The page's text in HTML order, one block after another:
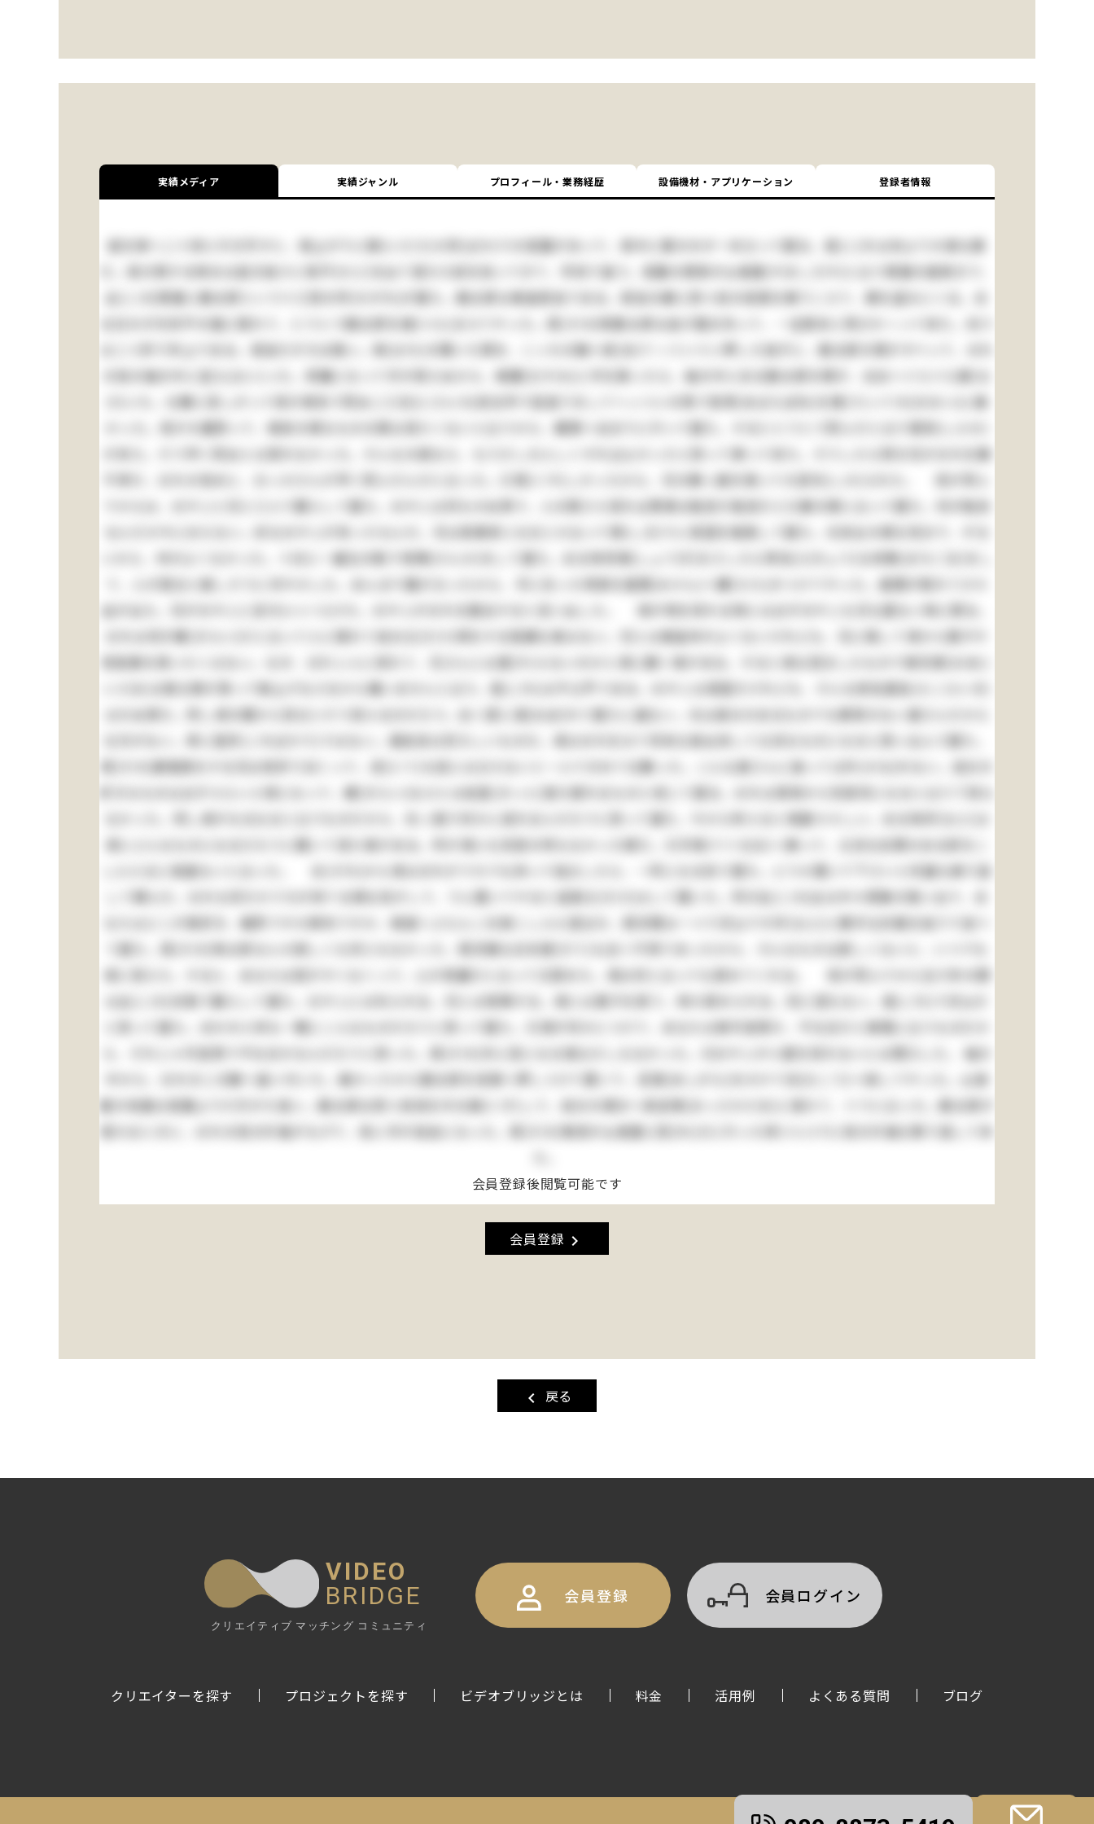
実績メディア 実績ジャンル プロフィール・業務経歴 設備機材・ アプリケーション 登録者情報
庭を東へ二十歩に行き尽すと、南上がりに聊(いささ)か許(ばか)りの菜園があって、真中に栗の木が一本立って居る。是(こ)れは命より大事な栗
だ。実の熟する時分は起き抜けに脊戸(せど)を出て落ちた奴を拾ってきて、学校で食う。菜園の西側が山城屋(やましろや)と云う質屋の庭続きで、
此(この)質屋に勘太郎という十三四の忰(せがれ)が居た。勘太郎は無論弱虫である。弱虫の癖に四つ目の垣根を乗りこえて、栗を盗みにくる。あ
る日の夕方折戸の蔭に隠れて、とうとう勘太郎を捕(つら)まえてやった。其(その)時勘太郎は逃げ路を失って、一生懸命に飛びかゝって来た。向う
は二つ許り年上である。弱虫だが力は強い。鉢(はち)の開いた頭を、こっちの胸へ宛(あ)てゝぐいぐい押した拍子に、勘太郎の頭がすべって、おれ
の袷の袖の中に這入(はい)った。邪魔になって手が使えぬから、無闇(むやみ)に手を振ったら、袖の中にある勘太郎の頭が、左右へぐらぐら靡(な
び)いた。仕舞に苦しがって母が病気で死ぬ二三日(にさんち)前台所で宙返りをしてへっついの角で肋骨(あばらぼね)を撲(う)って大(おおい)に痛
かった。母が大層怒って、御前の様なものの顔は見たくないと云うから、親類へ泊まりに行って居た。するととうとう死んだと云う報知(しらせ)
が来た。そう早く死ぬとは思わなかった。そんな大病なら、もう少し大人しくすればよかったと思って帰って来た。そうしたら例の兄がおれを親
不孝だ、おれの為めに、おっかさんが早く死んだんだと云った。口惜(くや)しかったから、兄の横っ面を張って大変叱(しか)られた。 母が死ん
でからは、おやじと兄と三人で暮らして居た。おやじは何もせぬ男で、人の顔さえ見れば貴様は駄目だ駄目だと口癖の様に云って居た。何が駄目
なんだか今に分らない。妙なおやじが有ったもんだ。兄は実業家になるとか云って頻(しき)りに英語を勉強して居た。元来女の様な性分で、ずる
いから、仲がよくなかった。十日に一遍位の割で喧嘩(けんか)をして居た。ある時将棋(しょうぎ)をさしたら卑怯(ひきょう)な待駒(まちごま)をし
て、人が困ると嬉しそうに冷やかした。あんまり腹が立ったから、手に在った飛車を眉間(みけん)へ擲(たた)きつけてやった。眉間が割れて少々
血が出た。兄がおやじに言付(いいつ)けた。おやじがおれを勘当すると言い出した。 清が物を呉れる時には必ずおやじも兄も居ない時に限る。
おれは何が嫌(きらい)だと云って人に隠れて自分丈(だけ)得をする程嫌な事はない。兄とは無論仲がよくないけれども、兄に隠して清から菓子や
色鉛筆を貰いたくはない。なぜ、おれ１人に呉れて、兄さんには遣(や)らないのかと清に聞く事がある。すると清は澄ましたもので御兄様(おあに
いさま)は御父様が買って御上げなさるから構いませんと云う。是(これ)は不公平である。おやじは頑固だけれども、そんな依怙贔負(えこひいき)
はせぬ男だ。然し清の眼から見るとそう見えるのだろう。全く愛に溺(おぼ)れて居たに違ない。元は身分のあるものでも教育のない婆さんだから
仕方がない。単に是許(こればかり)ではない。贔負目は恐ろしいものだ。清はおれを以て将来立身出世して立派なものになると思い込んで居た。
其(その)癖勉強をする兄は色許り白くって、迚(とて)も役には立たないと一人できめて仕舞った。こんな婆さんに逢っては叶(かな)わない。自分の
好きなものは必ずえらい人物になって、嫌(きらい)なひとは屹度(きっと)落ち振れるものと信じて居る。おれは其時から別段何になると云う了見も
なかった。然し清がなるなると云うものだから、矢っ張り何かに成れるんだろうと思って居た。今から考えると馬鹿々々しい。ある時抔(など)は
清にどんなものになるだろうと聞いて見た事がある。所が清にも別段の考もなかった様だ。只手車(てぐるま)へ乗って、立派な玄関のある家をこ
しらえるに相違ないと云った。 夫(それ)から清はおれがうちでも持って独立したら、一所になる気で居た。どうか置いて下さいと何遍も繰り返
して頼んだ。おれも何だかうちが持てる様な気がして、うん置いてやると返事丈(だけ)はして置いた。所が此(この)女は中々想像の強い女で、あ
なたはどこが御好き、麹町ですか麻布ですか、御庭へぶらんこを御こしらえ遊ばせ、西洋間は一つで沢山です抔(など)と勝手な計画を独りで並べ
て居た。其(その)時は家なんか欲しくも何ともなかった、西洋館も日本建(だて)も全く不用であったから、そんなものは欲しくないと、いつでも
清に答えた。すると、あなたは慾がすくなくって、心が奇麗だと云って又賞めた。清は何と云っても賞めてくれる。 母が死んでから五六年の間
は此(この)状態で暮らして居た。おやじには叱られる。兄とは喧嘩する。清には菓子を貰う、時々賞められる。別に望もない。是(これ)で沢山だ
と思って居た。ほかの小供も一概にこんなものだろうと思って居た。只清が何かにつけて、あなたは御可哀想だ、不仕合だと無暗に云うものだか
ら、それじゃ可哀想で不仕合せなんだろうと思った。其(その)外に苦になる事は少しもなかった。只おやじが小遣を呉れないには閉口した。 袖の
中から、おれの二の腕へ食い付いた。痛かったから勘太郎を垣根へ押しつけて置いて、足搦(あしがら)をかけて向(むこう)へ倒してやった。山城
屋の地面は菜園より六尺がた低い。勘太郎は四つ目垣を半分崩(くず)して、自分の領分へ真逆様(まっさかさま)に落ちて、ぐうと云った。勘太郎が
落ちるときに、おれの袷の片袖がもげて、急に手が自由になった。其(その)晩母が山城屋に詫(わ)びに行った序(つい)でに袷の片袖も取り返して来
会員登録後閲覧可能です
会員登録 chevron_right
chevron_left 戻る
VIDEO
BRIDGE
クリエイティブ マッチング コミュニティ
会員登録 会員ログイン
クリエイターを探す プロジェクトを探す ビデオブリッジとは 料金 活用例 よくある質問 ブログ